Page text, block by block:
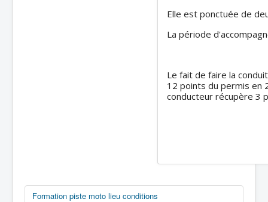
Elle est ponctuée de
La période
Le fait de faire la
12 points du permis en
conducteur récupère 3
Formation piste moto lieu conditions